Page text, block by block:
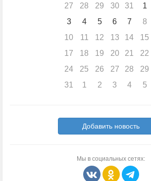
27
28 29 30 31 1
3
4 5 6 7 8
10
11 12 13 14 15
17
18 19 20 21 22
24
25 26 27 28 29
31
1 2 3 4 5
Добавить новость
Мы в социальных сетях: